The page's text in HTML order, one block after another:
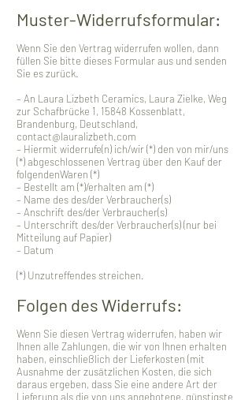
Muster-Widerrufsformular:
Wenn Sie den Vertrag widerrufen wollen, dann
füllen Sie bitte dieses Formular aus und senden
Sie es zurück.
– An Laura Lizbeth Ceramics, Laura Zielke, Weg
zur Schafbrücke 1, 15848 Kossenblatt,
Brandenburg, Deutschland,
contact@lauralizbeth.com
– Hiermit widerrufe(n) ich/wir (*) den von mir/uns
(*) abgeschlossenen Vertrag über den Kauf der
folgendenWaren (*)
– Bestellt am (*)/erhalten am (*)
– Name des des/der Verbraucher(s)
– Anschrift des/der Verbraucher(s)
– Unterschrift des/der Verbraucher(s) (nur bei
Mitteilung auf Papier)
– Datum
(*) Unzutreffendes streichen.
Folgen des Widerrufs:
Wenn Sie diesen Vertrag widerrufen, haben wir
Ihnen alle Zahlungen, die wir von Ihnen erhalten
haben, einschließlich der Lieferkosten (mit
Ausnahme der zusätzlichen Kosten, die sich
daraus ergeben, dass Sie eine andere Art der
Lieferung als die von uns angebotene, günstigste